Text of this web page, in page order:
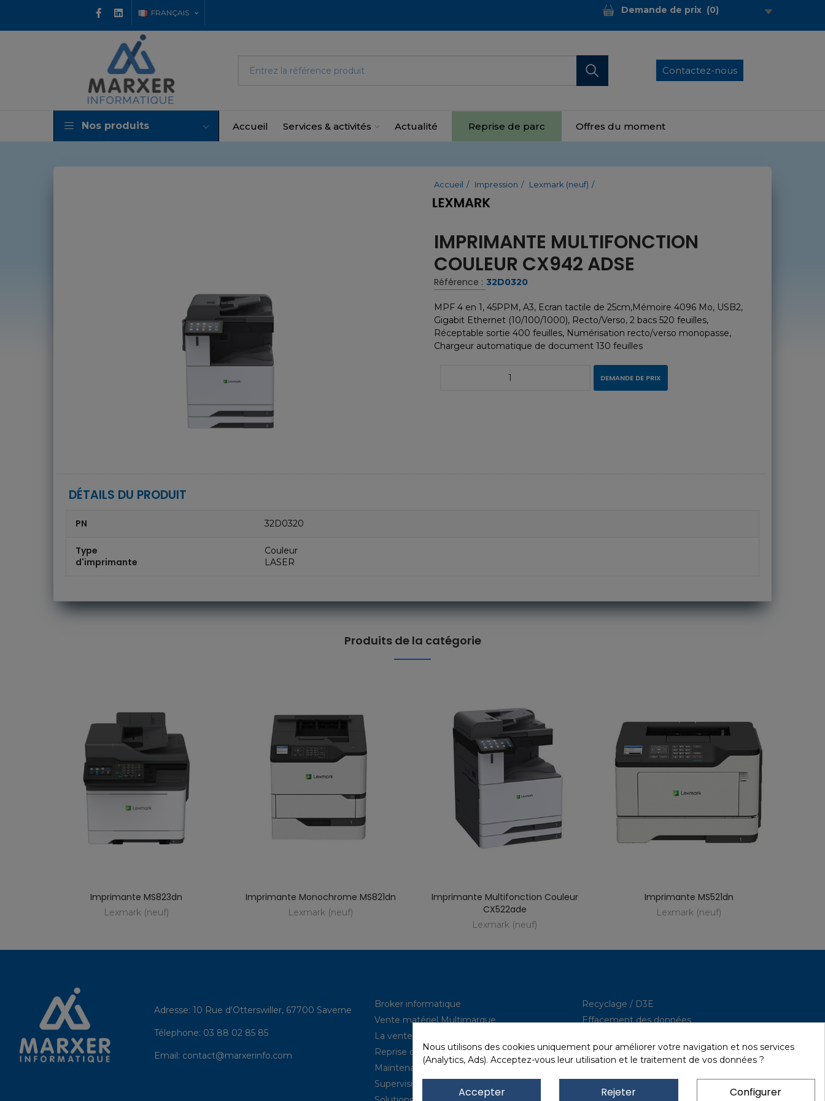
Demande de prix (0)
FRANÇAIS
Contactez-nous
Nos produits Accueil Services & activités Actualité Reprise de parc Offres du moment
Accueil Impression Lexmark (neuf)
IMPRIMANTE MULTIFONCTION
COULEUR CX942 ADSE
Référence : 32D0320
MPF 4 en 1, 45PPM, A3, Ecran tactile de 25cm,Mémoire 4096 Mo, USB2,
Gigabit Ethernet (10/100/1000), Recto/Verso, 2 bacs 520 feuilles,
Réceptable sortie 400 feuilles, Numérisation recto/verso monopasse,
Chargeur automatique de document 130 feuilles
DEMANDE DE PRIX
DÉTAILS DU PRODUIT
PN 32D0320
Type
d'imprimante
Couleur
LASER
Produits de la catégorie
Imprimante MS823dn
Lexmark (neuf)
Imprimante Monochrome MS821dn
Lexmark (neuf)
Imprimante Multifonction Couleur
CX522ade
Lexmark (neuf)
Imprimante MS521dn
Lexmark (neuf)
Adresse: 10 Rue d'Otterswiller, 67700 Saverne
Télephone: 03 88 02 85 85
Email: contact@marxerinfo.com​
Broker informatique
Vente matériel Multimarque
La vente de neuf (power IBM, …)
Reprise de parcs
Maintenance hardware
Supervision
Recyclage / D3E
Effacement des données
Quick / EDD, Syncsort
Nous utilisons des cookies uniquement pour améliorer votre navigation et nos services
(Analytics, Ads). Acceptez-vous leur utilisation et le traitement de vos données ?
Accepter Rejeter Configurer